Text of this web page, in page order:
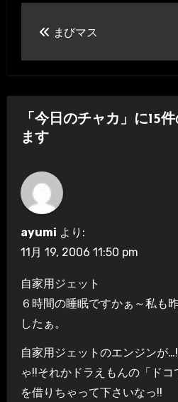
ビ
ゲ
シ
ョ
ン
まびマス
「今日のチャカ」に15
ます
ayumi より:
11月 19, 2006 11:50 pm
自家用ジェット
６時間の睡眠ですかぁ～私も
したぁ。
自家用ジェットのエンジンが
ゃ!!それかドラえもんの「ドコ
を借りちゃって下さいなっ!!